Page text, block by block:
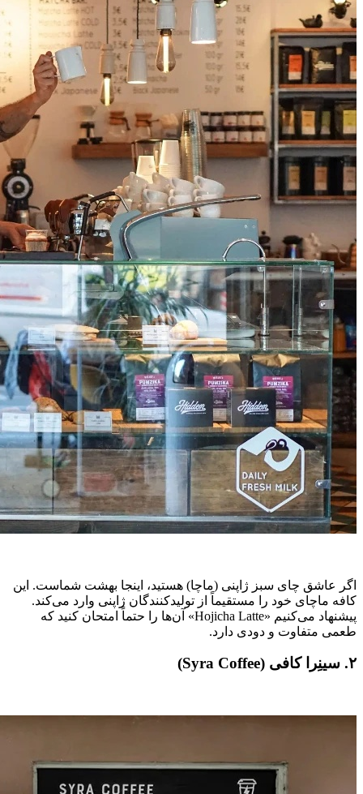
اگر عاشق چای سبز ژاپنی (ماچا) هستید، اینجا بهشت شماست. این
کافه ماچای خود را مستقیماً از تولیدکنندگان ژاپنی وارد می‌کند.
پیشنهاد می‌کنیم «Hojicha Latte» آن‌ها را حتماً امتحان کنید که
طعمی متفاوت و دودی دارد.
۲. سینِرا کافی (Syra Coffee)